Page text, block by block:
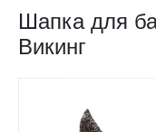
Шапка для
Викинг